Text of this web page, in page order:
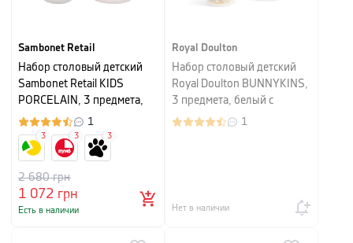
Sambonet Retail
Набор столовый детский
Sambonet Retail KIDS
PORCELAIN, 3 предмета,
белый с рисунком
1
1 072 грн
2 680грн
Есть в наличии
3 3 3
Royal Doulton
Набор столовый детский
Royal Doulton BUNNYKINS,
3 предмета, белый с
рисунком
1
Нет в наличии